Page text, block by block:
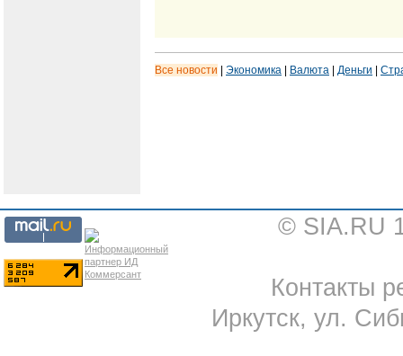
Все новости Экономика Валюта Деньги
© SIA.RU
Контакты
Иркутск, ул.